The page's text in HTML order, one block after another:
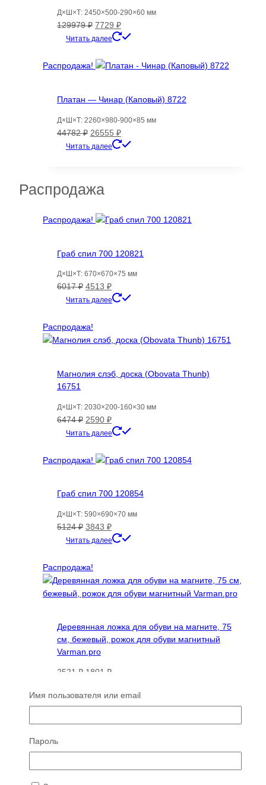
Д×Ш×Т: 2450×500-290×60 мм
129979₽ Первоначальная
цена
129979 ₽.
7729 ₽Текущая
цена:
Читать далее
Распродажа!
Платан — Чинар (Каповый) 8722
Д×Ш×Т: 2260×980-900×85 мм
44782₽ Первоначальная
цена
26555 ₽Текущая
цена:
Читать далее
Распродажа
Распродажа!
Граб спил 700 120821
Д×Ш×Т: 670×670×75 мм
6017₽ Первоначальная
цена
6017 ₽.
4513 ₽Текущая
цена:
Читать далее
Распродажа!
Магнолия слэб, доска (Obovata Thunb)
16751
Д×Ш×Т: 2030×200-160×30 мм
6474₽ Первоначальная
цена
6474 ₽.
2590 ₽Текущая
цена:
Читать далее
Распродажа!
Граб спил 700 120854
Д×Ш×Т: 590×690×70 мм
5124₽ Первоначальная
цена
5124 ₽.
3843 ₽Текущая
цена:
Читать далее
Распродажа!
Деревянная ложка для обуви на магните, 75
см, бежевый, рожок для обуви магнитный
Varman.pro
2521 ₽ Первоначальная
составляла
1801 ₽Текущая
1801 ₽.
ТОП 100
Имя пользователя или email
Пароль